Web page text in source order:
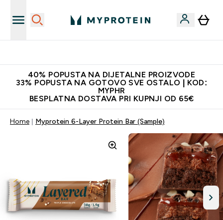
40% POPUSTA NA DIJETALNE PROIZVODE
33% POPUSTA NA GOTOVO SVE OSTALO | KOD:
MYPHR
BESPLATNA DOSTAVA PRI KUPNJI OD 65€
Home Myprotein 6-Layer Protein Bar (Sample)